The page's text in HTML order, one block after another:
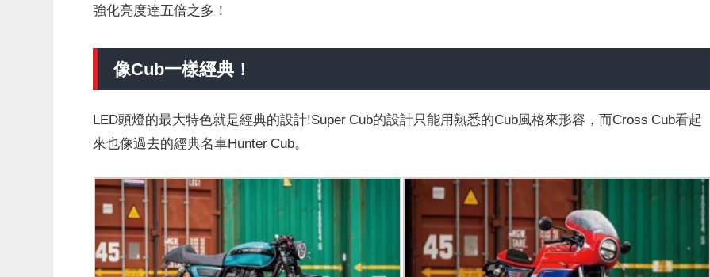
強化亮度達五倍之多！
像Cub一樣經典！
LED頭燈的最大特色就是經典的設計!Super Cub的設計只能用熟悉的Cub風格來形容，而Cross Cub看起
來也像過去的經典名車Hunter Cub。